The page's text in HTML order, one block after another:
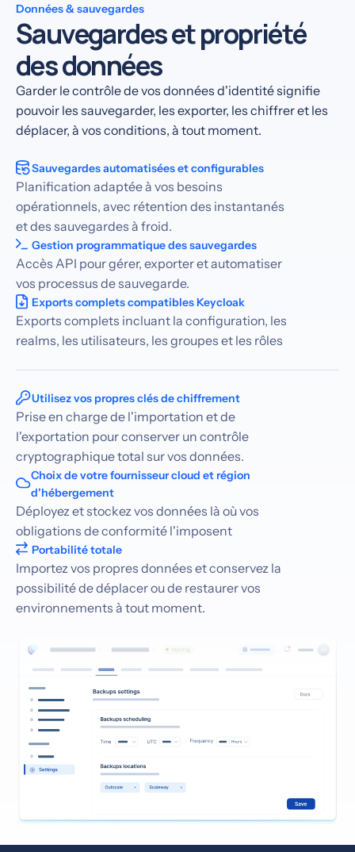
Données & sauvegardes
Sauvegardes et propriété
des données
Garder le contrôle de vos données d'identité signifie
pouvoir les sauvegarder, les exporter, les chiffrer et les
déplacer, à vos conditions, à tout moment.
Sauvegardes automatisées et configurables
Planification adaptée à vos besoins
opérationnels, avec rétention des instantanés
et des sauvegardes à froid.
Gestion programmatique des sauvegardes
Accès API pour gérer, exporter et automatiser
vos processus de sauvegarde.
Exports complets compatibles Keycloak
Exports complets incluant la configuration, les
realms, les utilisateurs, les groupes et les rôles
Utilisez vos propres clés de chiffrement
Prise en charge de l'importation et de
l'exportation pour conserver un contrôle
cryptographique total sur vos données.
Choix de votre fournisseur cloud et région
d'hébergement
Déployez et stockez vos données là où vos
obligations de conformité l'imposent
Portabilité totale
Importez vos propres données et conservez la
possibilité de déplacer ou de restaurer vos
environnements à tout moment.